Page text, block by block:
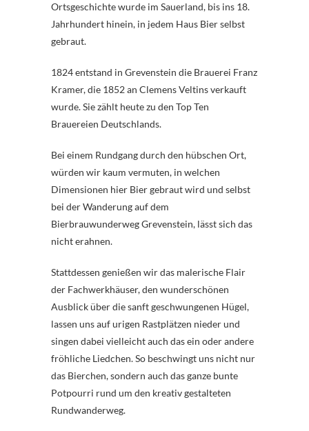
Ortsgeschichte wurde im Sauerland, bis ins 18.
Jahrhundert hinein, in jedem Haus Bier selbst
gebraut.
1824 entstand in Grevenstein die Brauerei Franz
Kramer, die 1852 an Clemens Veltins verkauft
wurde. Sie zählt heute zu den Top Ten
Brauereien Deutschlands.
Bei einem Rundgang durch den hübschen Ort,
würden wir kaum vermuten, in welchen
Dimensionen hier Bier gebraut wird und selbst
bei der Wanderung auf dem
Bierbrauwunderweg Grevenstein, lässt sich das
nicht erahnen.
Stattdessen genießen wir das malerische Flair
der Fachwerkhäuser, den wunderschönen
Ausblick über die sanft geschwungenen Hügel,
lassen uns auf urigen Rastplätzen nieder und
singen dabei vielleicht auch das ein oder andere
fröhliche Liedchen. So beschwingt uns nicht nur
das Bierchen, sondern auch das ganze bunte
Potpourri rund um den kreativ gestalteten
Rundwanderweg.